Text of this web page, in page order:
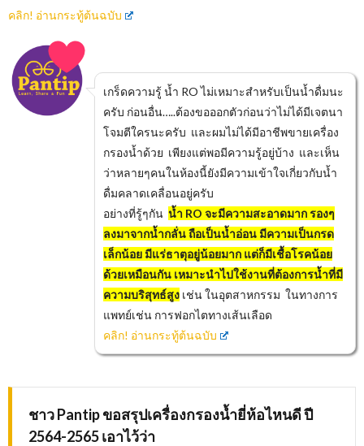
คลิก! อ่านกระทู้ต้นฉบับ
เกร็ดความรู้ น้ำ RO ไม่เหมาะสำหรับเป็นน้ำดื่มนะ
ครับ ก่อนอื่น…..ต้องขอออกตัวก่อนว่าไม่ได้มีเจตนา
โจมตีใครนะครับ และผมไม่ได้มีอาชีพขายเครื่อง
กรองน้ำด้วย เพียงแต่พอมีความรู้อยู่บ้าง และเห็น
ว่าหลายๆคนในห้องนี้ยังมีความเข้าใจเกี่ยวกับน้ำ
ดื่มคลาดเคลื่อนอยู่ครับ
อย่างที่รู้ๆกัน น้ำ RO จะมีความสะอาดมาก รองๆ
ลงมาจากน้ำกลั่น ถือเป็นน้ำอ่อน มีความเป็นกรด
เล็กน้อย มีแร่ธาตุอยู่น้อยมาก แต่ก็มีเชื้อโรคน้อย
ด้วยเหมือนกัน เหมาะนำไปใช้งานที่ต้องการน้ำที่มี
ความบริสุทธ์สูง เช่น ในอุตสาหกรรม ในทางการ
แพทย์เช่น การฟอกไตทางเส้นเลือด
คลิก! อ่านกระทู้ต้นฉบับ
ชาว Pantip ขอสรุปเครื่องกรองน้ำยี่ห้อไหนดี ปี
2564-2565 เอาไว้ว่า